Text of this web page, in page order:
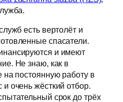
есть вертолёт и
спасатели.
и имеют
Не знаю, как в
постоянную работу в
очень жёсткий отбор.
срок до трёх